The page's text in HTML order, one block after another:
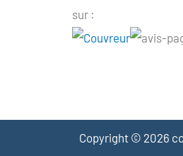
sur :
Copyright © 2026